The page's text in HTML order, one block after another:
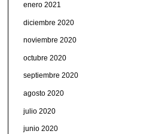
enero 2021
diciembre 2020
noviembre 2020
octubre 2020
septiembre 2020
agosto 2020
julio 2020
junio 2020